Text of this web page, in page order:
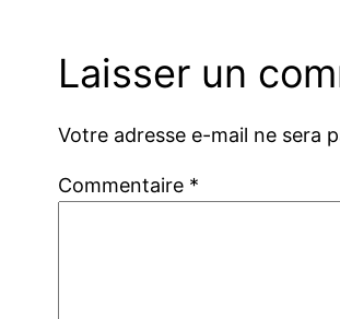
Laisser un
Votre adresse e-mail ne sera
Commentaire *